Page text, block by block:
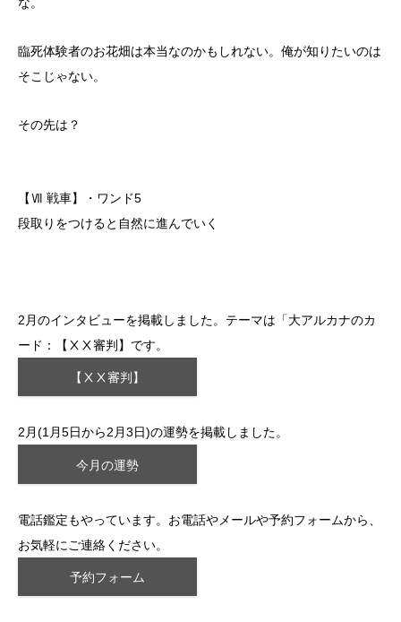
臨死体験者のお花畑は本当なのかもしれない。俺が知りたいのは
そこじゃない。
その先は？
【Ⅶ 戦車】・ワンド5
段取りをつけると自然に進んでいく
2月のインタビューを掲載しました。テーマは「大アルカナのカ
ード：【ⅩⅩ審判】です。
【ⅩⅩ審判】
2月(1月5日から2月3日)の運勢を掲載しました。
今月の運勢
電話鑑定もやっています。お電話やメールや予約フォームから、
お気軽にご連絡ください。
予約フォーム